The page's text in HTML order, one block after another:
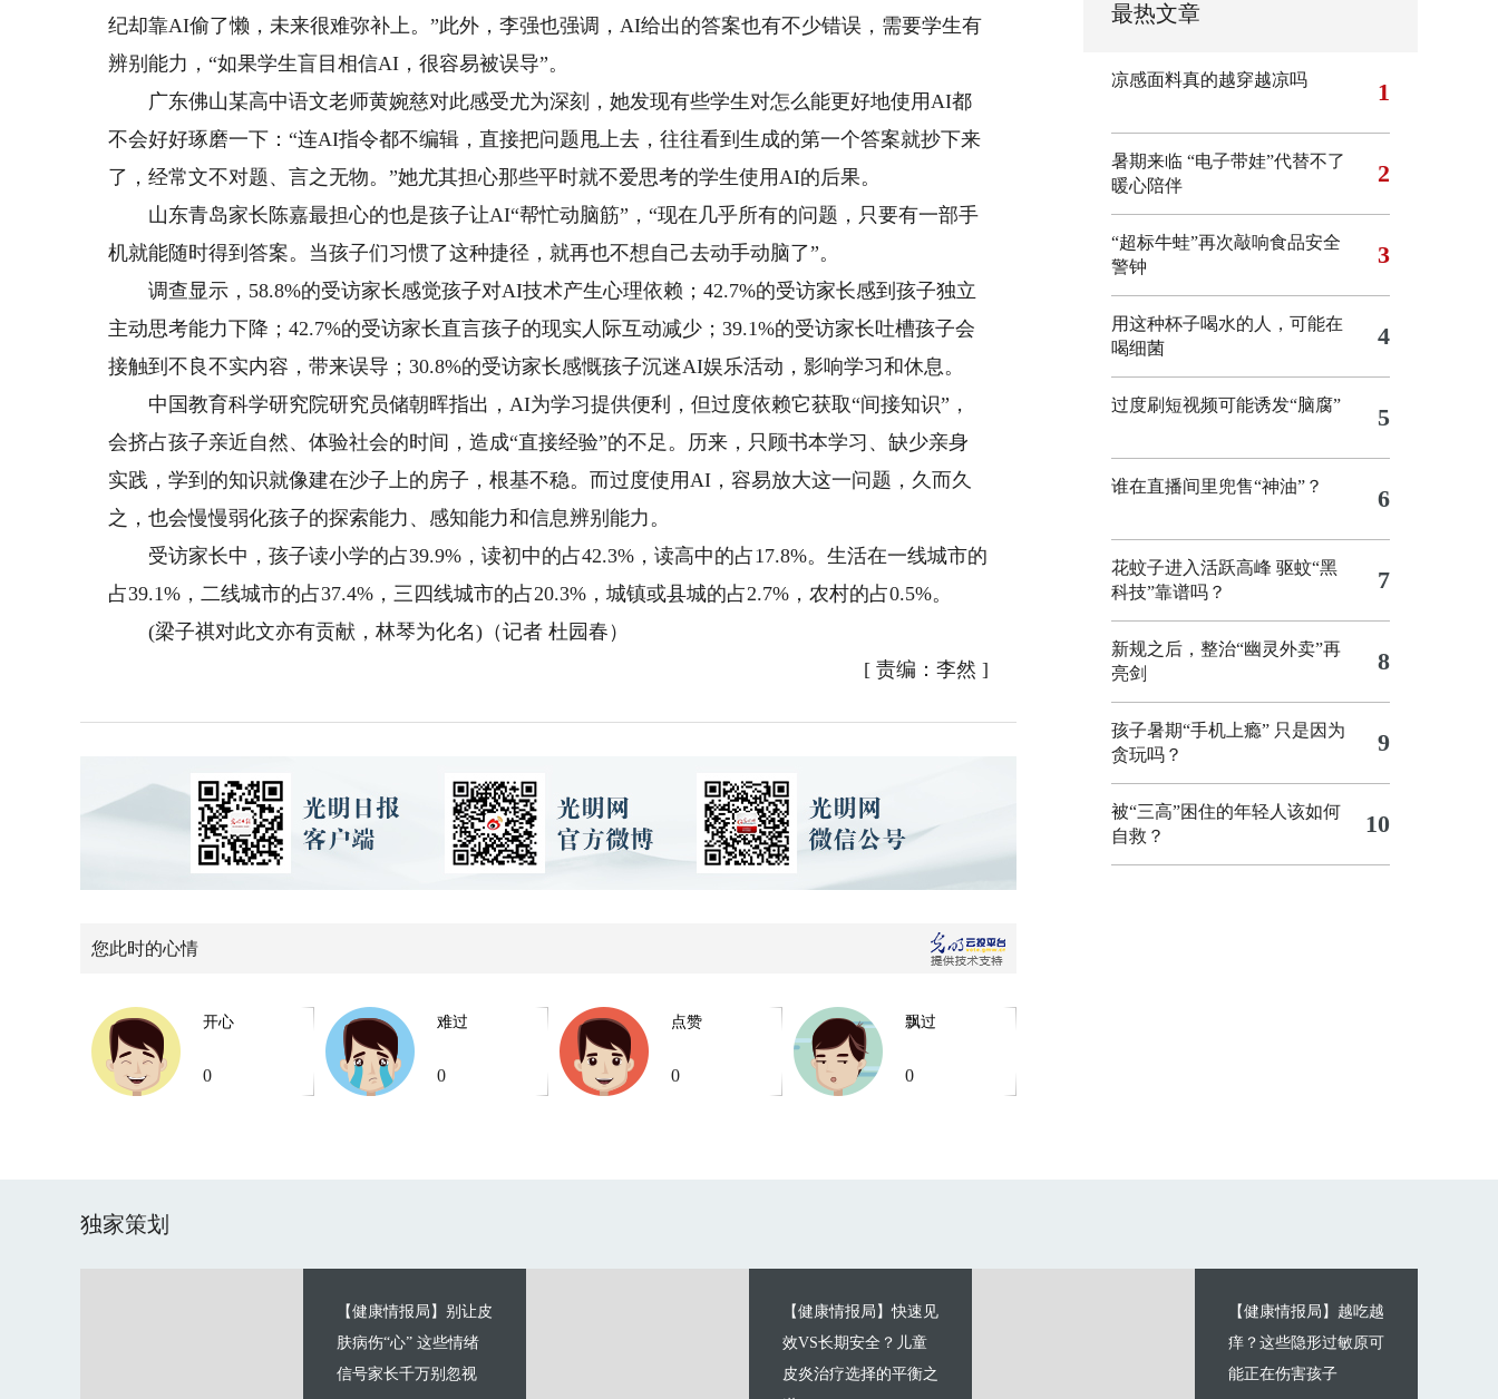
纪却靠AI偷了懒，未来很难弥补上。”此外，李强也强调，AI给出的答案也有不少错误，需要学生有
辨别能力，“如果学生盲目相信AI，很容易被误导”。
广东佛山某高中语文老师黄婉慈对此感受尤为深刻，她发现有些学生对怎么能更好地使用AI都
不会好好琢磨一下：“连AI指令都不编辑，直接把问题甩上去，往往看到生成的第一个答案就抄下来
了，经常文不对题、言之无物。”她尤其担心那些平时就不爱思考的学生使用AI的后果。
山东青岛家长陈嘉最担心的也是孩子让AI“帮忙动脑筋”，“现在几乎所有的问题，只要有一部手
机就能随时得到答案。当孩子们习惯了这种捷径，就再也不想自己去动手动脑了”。
调查显示，58.8%的受访家长感觉孩子对AI技术产生心理依赖；42.7%的受访家长感到孩子独立
主动思考能力下降；42.7%的受访家长直言孩子的现实人际互动减少；39.1%的受访家长吐槽孩子会
接触到不良不实内容，带来误导；30.8%的受访家长感慨孩子沉迷AI娱乐活动，影响学习和休息。
中国教育科学研究院研究员储朝晖指出，AI为学习提供便利，但过度依赖它获取“间接知识”，
会挤占孩子亲近自然、体验社会的时间，造成“直接经验”的不足。历来，只顾书本学习、缺少亲身
实践，学到的知识就像建在沙子上的房子，根基不稳。而过度使用AI，容易放大这一问题，久而久
之，也会慢慢弱化孩子的探索能力、感知能力和信息辨别能力。
受访家长中，孩子读小学的占39.9%，读初中的占42.3%，读高中的占17.8%。生活在一线城市的
占39.1%，二线城市的占37.4%，三四线城市的占20.3%，城镇或县城的占2.7%，农村的占0.5%。
(梁子祺对此文亦有贡献，林琴为化名)（记者 杜园春）
[ 责编：李然 ]
您此时的心情
开心
0
难过
0
点赞
0
飘过
0
最热文章
凉感面料真的越穿越凉吗 1
暑期来临 “电子带娃”代替不了
暖心陪伴
2
“超标牛蛙”再次敲响食品安全
警钟
3
用这种杯子喝水的人，可能在
喝细菌
4
过度刷短视频可能诱发“脑腐” 5
谁在直播间里兜售“神油”？ 6
花蚊子进入活跃高峰 驱蚊“黑
科技”靠谱吗？
7
新规之后，整治“幽灵外卖”再
亮剑
8
孩子暑期“手机上瘾” 只是因为
贪玩吗？
9
被“三高”困住的年轻人该如何
自救？
10
独家策划
【健康情报局】别让皮
肤病伤“心” 这些情绪
信号家长千万别忽视
【健康情报局】快速见
效VS长期安全？儿童
皮炎治疗选择的平衡之
【健康情报局】越吃越
痒？这些隐形过敏原可
能正在伤害孩子